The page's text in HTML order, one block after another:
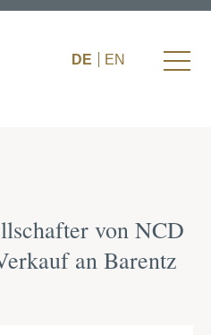
DE EN
von NCD
an Barentz